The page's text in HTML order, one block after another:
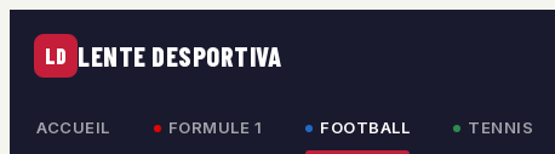
LD LENTE DESPORTIVA
ACCUEIL FORMULE 1 FOOTBALL TENNIS